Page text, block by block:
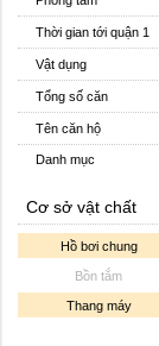
Thời gian tới quận 1
Vật dụng
Tổng số căn
Tên căn hộ
Danh mục
Cơ sở vật chất
Hồ bơi chung
Bồn tắm
Thang máy